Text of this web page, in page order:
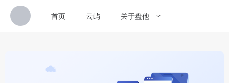
首页 云屿 关于盘他